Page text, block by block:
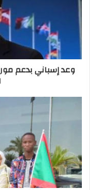
وعد إسباني بدعم